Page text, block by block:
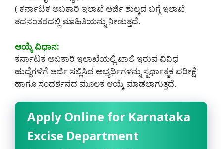
( ಕರ್ನಾಟಕ ಅಬಕಾರಿ ಇಲಾಖೆ ಅರ್ಜಿ ಶುಲ್ಕದ ಬಗ್ಗೆ ಇಲಾಖೆ
ತದನಂತರದಲ್ಲಿ ಮಾಹಿತಿಯನ್ನು ನೀಡುತ್ತದೆ.
ಆಯ್ಕೆ ವಿಧಾನ:
ಕರ್ನಾಟಕ ಅಬಕಾರಿ ಇಲಾಖೆಯಲ್ಲಿ ಖಾಲಿ ಇರುವ ವಿವಿಧ
ಹುದ್ದೆಗಳಿಗೆ ಅರ್ಜಿ ಸಲ್ಲಿಸಿದ ಅಭ್ಯರ್ಥಿಗಳನ್ನು ಸ್ಪರ್ಧಾತ್ಮಕ ಪರೀಕ್ಷೆ
ಹಾಗೂ ಸಂದರ್ಶನದ ಮೂಲಕ ಆಯ್ಕೆ ಮಾಡಲಾಗುತ್ತದೆ.
Apply Online for Karnataka
Excise Department